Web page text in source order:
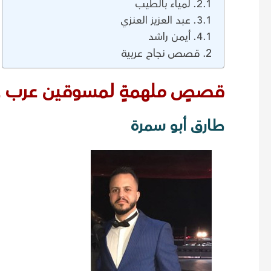
لمياء بالطيب
عبد العزيز العنزي
أيمن راشد
قصص نجاح عربية
قصصٍ ملهمةٍ لمسوقين عرب
طارق أبو سمرة